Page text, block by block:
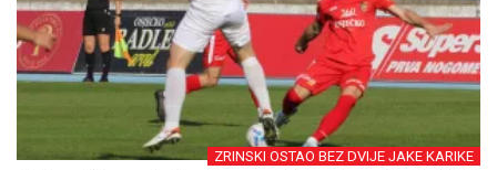
ZRINSKI OSTAO BEZ DVIJE JAKE KARIKE